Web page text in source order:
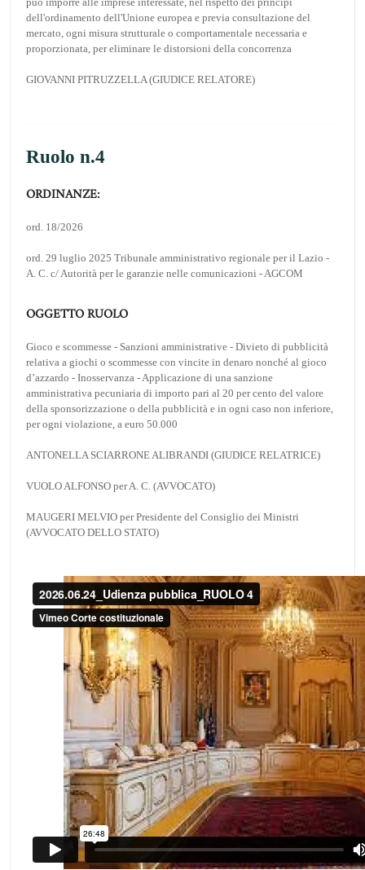
può imporre alle imprese interessate, nel rispetto dei princìpi
dell'ordinamento dell'Unione europea e previa consultazione del
mercato, ogni misura strutturale o comportamentale necessaria e
proporzionata, per eliminare le distorsioni della concorrenza
GIOVANNI PITRUZZELLA (GIUDICE RELATORE)
Ruolo n.4
ORDINANZE:
ord. 18/2026
ord. 29 luglio 2025 Tribunale amministrativo regionale per il Lazio -
A. C. c/ Autorità per le garanzie nelle comunicazioni - AGCOM
OGGETTO RUOLO
Gioco e scommesse - Sanzioni amministrative - Divieto di pubblicità
relativa a giochi o scommesse con vincite in denaro nonché al gioco
d’azzardo - Inosservanza - Applicazione di una sanzione
amministrativa pecuniaria di importo pari al 20 per cento del valore
della sponsorizzazione o della pubblicità e in ogni caso non inferiore,
per ogni violazione, a euro 50.000
ANTONELLA SCIARRONE ALIBRANDI (GIUDICE RELATRICE)
VUOLO ALFONSO per A. C. (AVVOCATO)
MAUGERI MELVIO per Presidente del Consiglio dei Ministri
(AVVOCATO DELLO STATO)